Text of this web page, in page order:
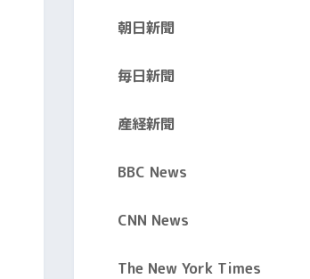
朝日新聞
毎日新聞
産経新聞
BBC News
CNN News
The New York Times